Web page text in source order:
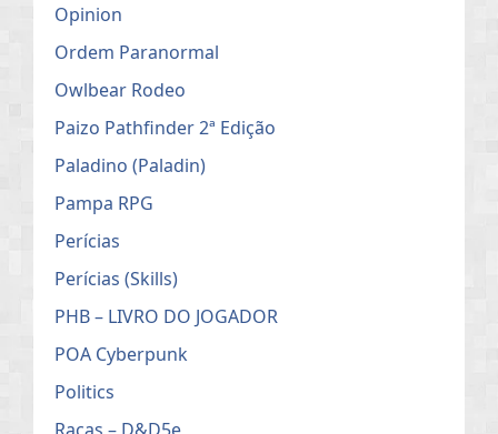
Opinion
Ordem Paranormal
Owlbear Rodeo
Paizo Pathfinder 2ª Edição
Paladino (Paladin)
Pampa RPG
Perícias
Perícias (Skills)
PHB – LIVRO DO JOGADOR
POA Cyberpunk
Politics
Raças – D&D5e